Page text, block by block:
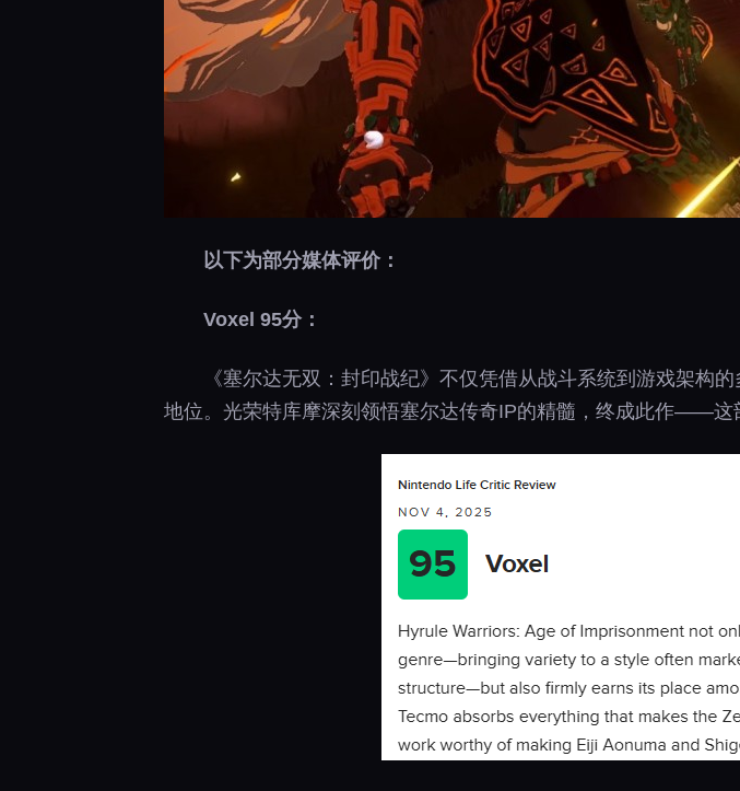
以下为部分媒体评价：
Voxel 95分：
《塞尔达无双：封印战纪》不仅凭借从战斗系统到游戏架构
地位。光荣特库摩深刻领悟塞尔达传奇IP的精髓，终成此作——这